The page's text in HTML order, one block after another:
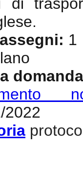
di
.
1
domanda
2022